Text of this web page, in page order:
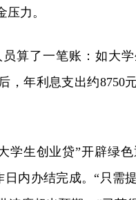
力。
算了一笔账：如大
，年利息支出约8750
学生创业贷”开辟绿
内办结完成。“只需